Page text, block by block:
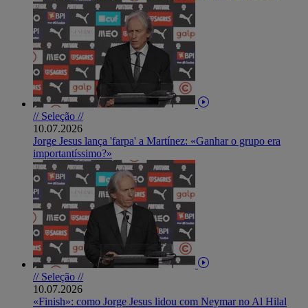
// Seleção //
10.07.2026
Jorge Jesus lança 'farpa' a Martínez: «Ganhar o grupo era
importantíssimo?»
// Seleção //
10.07.2026
«Finish»: como Jorge Jesus lidou com Neymar no Al Hilal